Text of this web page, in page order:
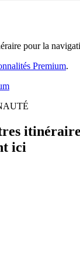
pour la
Premium.
ici